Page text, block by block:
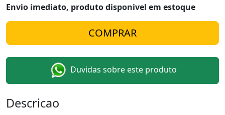
Envio imediato, produto disponivel em estoque
Duvidas sobre este produto
Descricao